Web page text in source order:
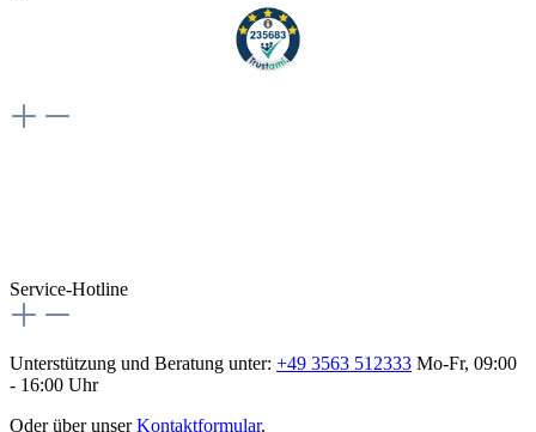
Service-Hotline
Unterstützung und Beratung unter: +49 3563 512333 Mo-Fr, 09:00
- 16:00 Uhr
Oder über unserKontaktformular.